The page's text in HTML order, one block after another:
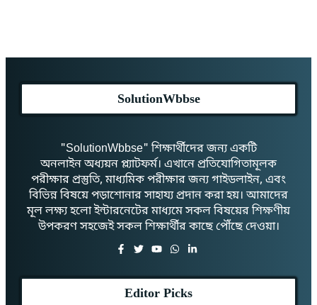
SolutionWbbse
"SolutionWbbse" শিক্ষার্থীদের জন্য একটি
অনলাইন অধ্যয়ন প্ল্যাটফর্ম। এখানে প্রতিযোগিতামূলক
পরীক্ষার প্রস্তুতি, মাধ্যমিক পরীক্ষার জন্য গাইডলাইন, এবং
বিভিন্ন বিষয়ে পড়াশোনার সাহায্য প্রদান করা হয়। আমাদের
মূল লক্ষ্য হলো ইন্টারনেটের মাধ্যমে সকল বিষয়ের শিক্ষণীয়
উপকরণ সহজেই সকল শিক্ষার্থীর কাছে পৌঁছে দেওয়া।
Editor Picks